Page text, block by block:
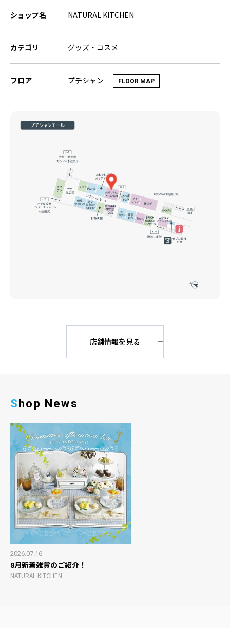
ショップ名 NATURAL KITCHEN
カテゴリ グッズ・コスメ
フロア プチシャン FLOOR MAP
店舗情報を見る
Shop News
2026.07.16
8月新着雑貨のご紹介！
NATURAL KITCHEN